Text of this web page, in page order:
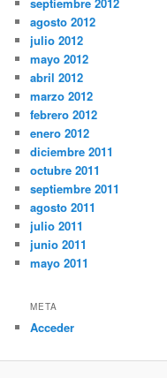
agosto 2012
julio 2012
mayo 2012
abril 2012
marzo 2012
febrero 2012
enero 2012
diciembre 2011
octubre 2011
septiembre 2011
agosto 2011
julio 2011
junio 2011
mayo 2011
META
Acceder